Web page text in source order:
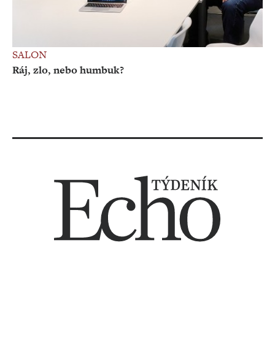
SALON
Ráj, zlo, nebo humbuk?